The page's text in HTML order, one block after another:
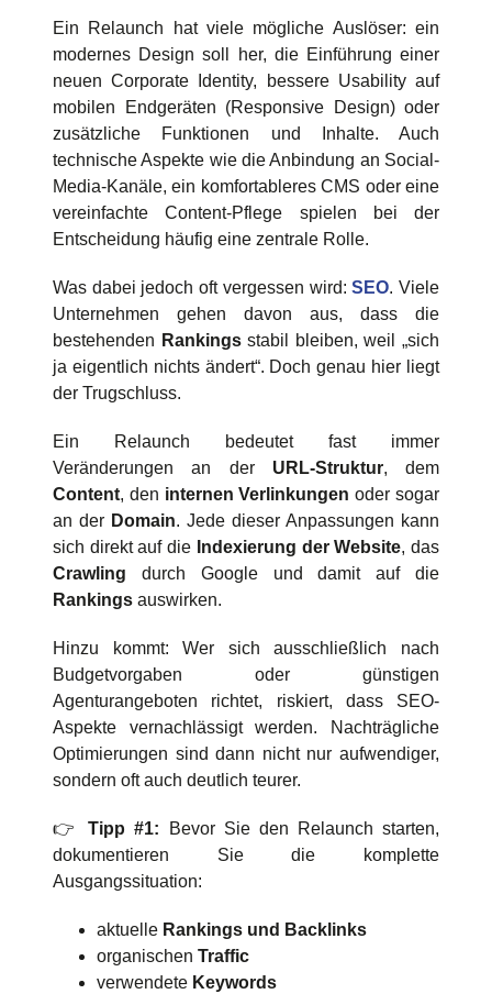
Ein Relaunch hat viele mögliche Auslöser: ein
modernes Design soll her, die Einführung einer
neuen Corporate Identity, bessere Usability auf
mobilen Endgeräten (Responsive Design) oder
zusätzliche Funktionen und Inhalte. Auch
technische Aspekte wie die Anbindung an Social-
Media-Kanäle, ein komfortableres CMS oder eine
vereinfachte Content-Pflege spielen bei der
Entscheidung häufig eine zentrale Rolle.
Was dabei jedoch oft vergessen wird:SEO. Viele
Unternehmen gehen davon aus, dass die
bestehenden Rankingsstabil bleiben, weil „sich
ja eigentlich nichts ändert“. Doch genau hier liegt
der Trugschluss.
Ein Relaunch bedeutet fast immer
Veränderungen an der URL-Struktur, dem
Content, den internen Verlinkungen oder sogar
an der Domain. Jede dieser Anpassungen kann
sich direkt auf die Indexierung der Website, das
Crawling durch Google und damit auf die
Rankings auswirken.
Hinzu kommt: Wer sich ausschließlich nach
Budgetvorgaben oder günstigen
Agenturangeboten richtet, riskiert, dass SEO-
Aspekte vernachlässigt werden. Nachträgliche
Optimierungen sind dann nicht nur aufwendiger,
sondern oft auch deutlich teurer.
👉Tipp #1: Bevor Sie den Relaunch starten,
dokumentieren Sie die komplette
Ausgangssituation:
aktuelle Rankings und Backlinks
organischen Traffic
verwendete Keywords